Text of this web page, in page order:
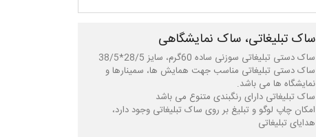
ساک تبلیغاتی، ساک نمایشگاهی
ساک دستی تبلیغاتی مناسب جهت همایش ها، سمینارها و
امکان چاپ لوگو و تبلیغ بر روی ساک تبلیغاتی وجود دارد،
هدایای تبلیغاتی